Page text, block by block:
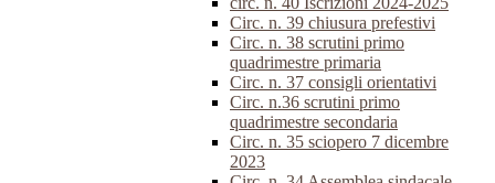
Circ. n. 39 chiusura prefestivi
Circ. n. 38 scrutini primo
quadrimestre primaria
Circ. n. 37 consigli orientativi
Circ. n.36 scrutini primo
quadrimestre secondaria
Circ. n. 35 sciopero 7 dicembre
2023